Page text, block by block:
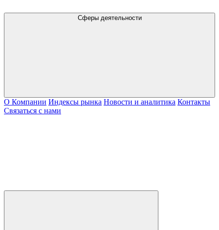
Сферы деятельности
О Компании Индексы рынка Новости и аналитика Контакты
Связаться с нами